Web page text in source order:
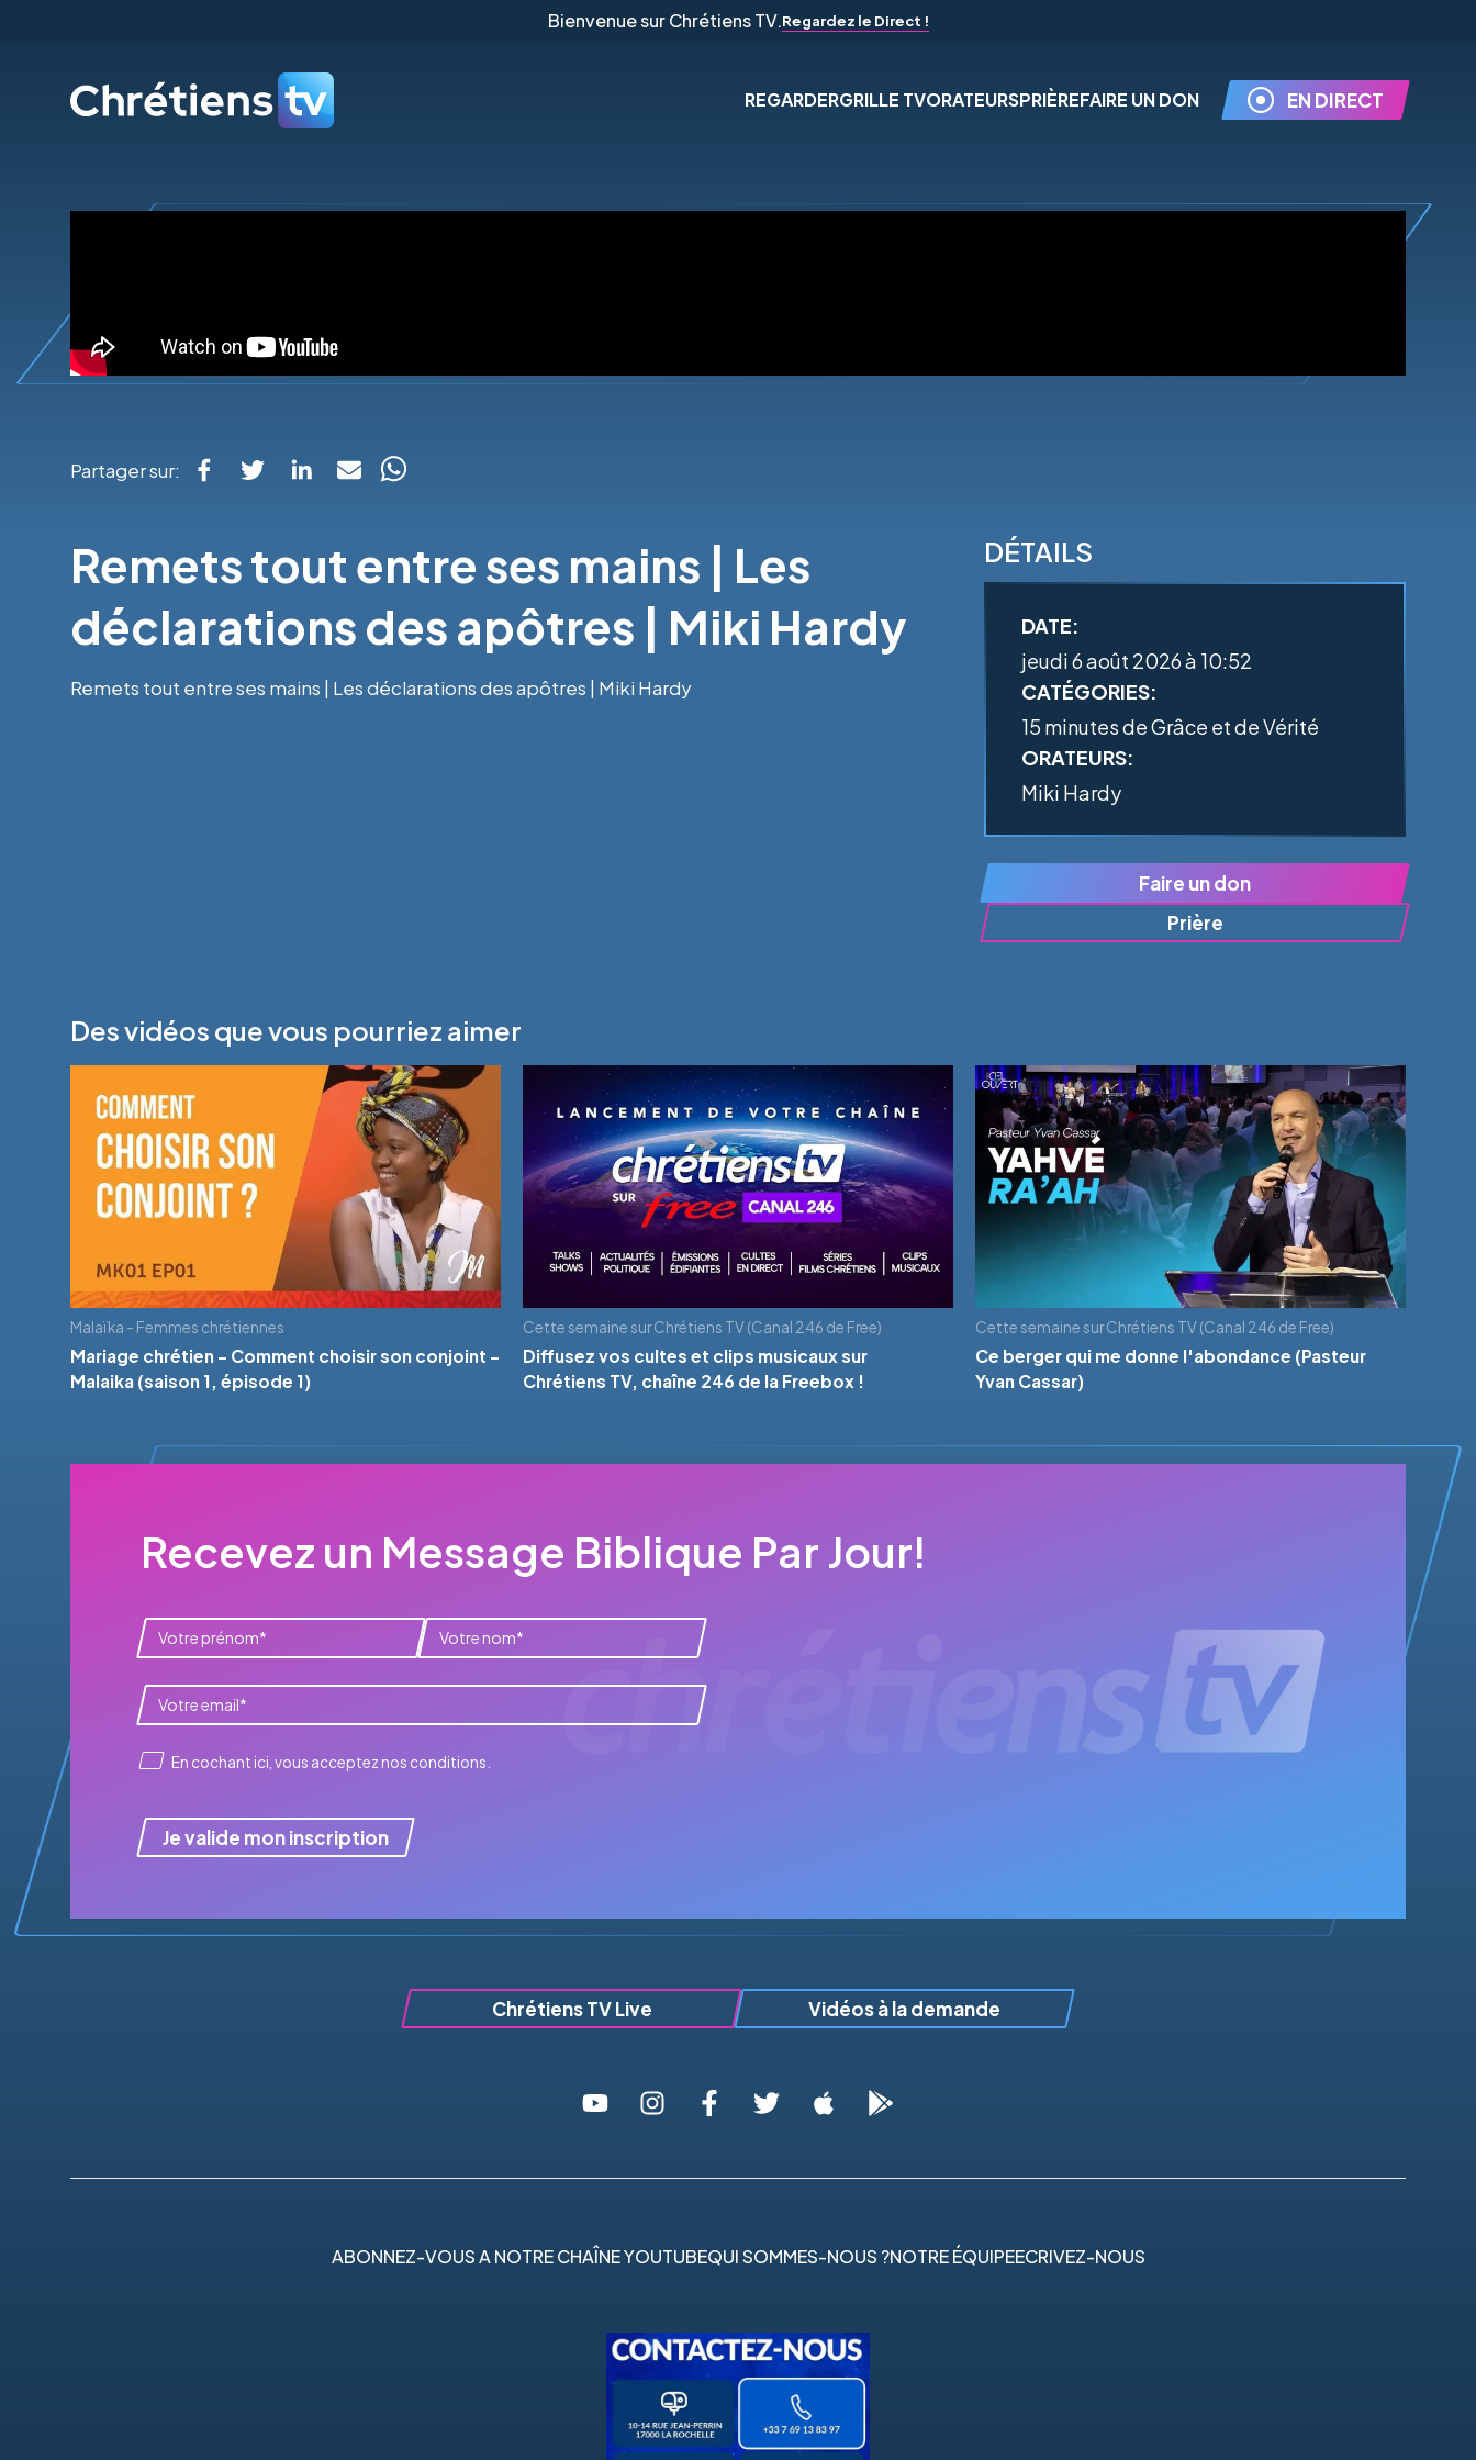
Bienvenue sur Chrétiens TV.Regardez le Direct !
REGARDERGRILLE TVORATEURSPRIÈREFAIRE UN DON EN DIRECT
Partager sur:
Remets tout entre ses mains | Les
déclarations des apôtres | Miki Hardy
Remets tout entre ses mains | Les déclarations des apôtres | Miki Hardy
DÉTAILS
DATE:
jeudi 6 août 2026 à 10:52
CATÉGORIES:
15 minutes de Grâce et de Vérité
ORATEURS:
Miki Hardy
Faire un don
Prière
Des vidéos que vous pourriez aimer
Malaïka - Femmes chrétiennes
Mariage chrétien - Comment choisir son conjoint -
Malaika (saison 1, épisode 1)
Cette semaine sur Chrétiens TV (Canal 246 de Free)
Diffusez vos cultes et clips musicaux sur
Chrétiens TV, chaîne 246 de la Freebox !
Cette semaine sur Chrétiens TV (Canal 246 de Free)
Ce berger qui me donne l'abondance (Pasteur
Yvan Cassar)
Recevez un Message Biblique Par Jour!
En cochant ici, vous acceptez nos conditions
Je valide mon inscription
Chrétiens TV Live Vidéos à la demande
ABONNEZ-VOUS A NOTRE CHAÎNE YOUTUBEQUI SOMMES-NOUS ?NOTRE ÉQUIPEECRIVEZ-NOUS